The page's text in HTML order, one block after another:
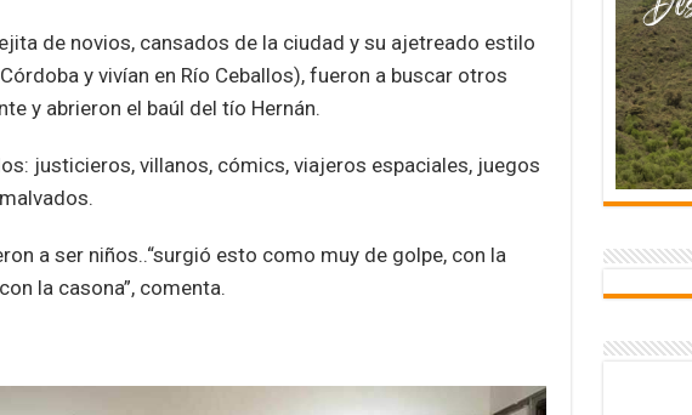
de novios, cansados de la ciudad y su ajetreado estilo
y vivían en Río Ceballos), fueron a buscar otros
y abrieron el baúl del tío Hernán.
justicieros, villanos, cómics, viajeros espaciales, juegos
a ser niños..“surgió esto como muy de golpe, con la
la casona”, comenta.